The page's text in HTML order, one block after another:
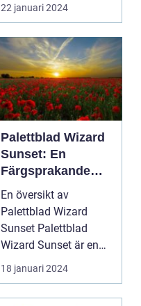
22 januari 2024
Palettblad Wizard
Sunset: En
Färgsprakande
Skatt för
Trädgårdsentusias
ter
En översikt av
Palettblad Wizard
Sunset Palettblad
Wizard Sunset är en
färgstark och charmig
växt s...
18 januari 2024